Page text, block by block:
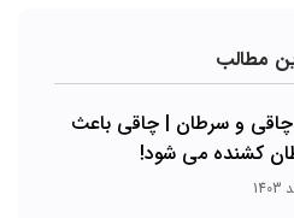
مطالب
چاقی و سرطان | چاقی باعث